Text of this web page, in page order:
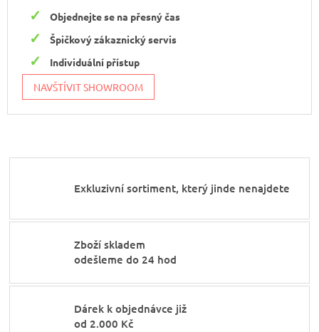
Objednejte se na přesný čas
Špičkový zákaznický servis
Individuální přístup
NAVŠTÍVIT SHOWROOM
Exkluzivní sortiment, který jinde nenajdete
Zboží skladem
odešleme do 24 hod
Dárek k objednávce již
od 2.000 Kč